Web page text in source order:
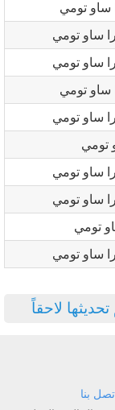
ساو تومي
ساو تومي
ساو تومي
ساو تومي
ساو تومي
تومي
ساو تومي
ساو تومي
تومي
ساو تومي
لاحقاً
بنا